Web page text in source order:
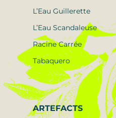
L’Eau Guillerette
L’Eau Scandaleuse
Racine Carrée
Tabaquero
ARTEFACTS